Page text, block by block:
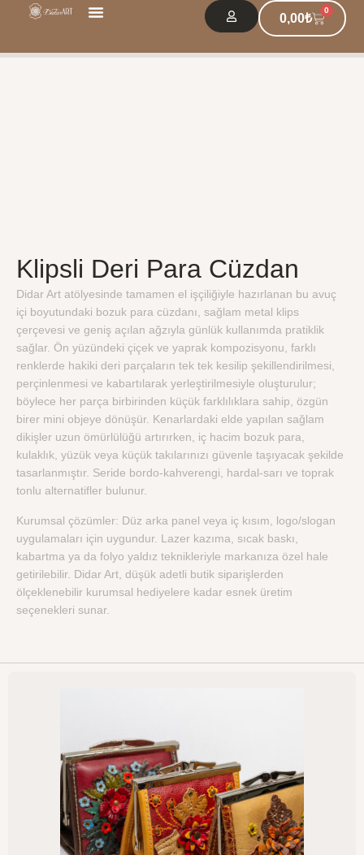
0,00₺
0
278 | Klipsli Deri Para Cüzdan
Klipsli Deri Para Cüzdan
Klipsli Deri Para Cüzdan
Didar Art atölyesinde tamamen el işçiliğiyle hazırlanan bu avuç
içi boyutundaki bozuk para cüzdanı, sağlam metal klips
çerçevesi ve geniş açılan ağzıyla günlük kullanımda pratiklik
sağlar. Ön yüzündeki çiçek ve yaprak kompozisyonu, farklı
renklerde hakiki deri parçaların tek tek kesilip şekillendirilmesi,
perçinlenmesi ve kabartılarak yerleştirilmesiyle oluşturulur;
böylece her parça birbirinden küçük farklılıklara sahip, özgün
birer mini objeye dönüşür. Kenarlardaki elde yapılan sağlam
dikişler uzun ömürlülüğü artırırken, iç hacim bozuk para,
kulaklık, yüzük veya küçük takılarınızı güvenle taşıyacak şekilde
tasarlanmıştır. Seride bordo-kahverengi, hardal-sarı ve toprak
tonlu alternatifler bulunur.
Kurumsal çözümler: Düz arka panel veya iç kısım, logo/slogan
uygulamaları için uygundur. Lazer kazıma, sıcak baskı,
kabartma ya da folyo yaldız teknikleriyle markanıza özel hale
getirilebilir. Didar Art, düşük adetli butik siparişlerden
ölçeklenebilir kurumsal hediyelere kadar esnek üretim
seçenekleri sunar.